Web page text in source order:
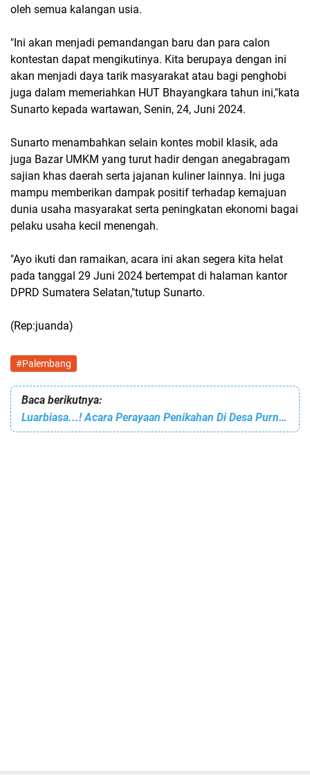
oleh semua kalangan usia.
"Ini akan menjadi pemandangan baru dan para calon
kontestan dapat mengikutinya. Kita berupaya dengan ini
akan menjadi daya tarik masyarakat atau bagi penghobi
juga dalam memeriahkan HUT Bhayangkara tahun ini,"kata
Sunarto kepada wartawan, Senin, 24, Juni 2024.
Sunarto menambahkan selain kontes mobil klasik, ada
juga Bazar UMKM yang turut hadir dengan anegabragam
sajian khas daerah serta jajanan kuliner lainnya. Ini juga
mampu memberikan dampak positif terhadap kemajuan
dunia usaha masyarakat serta peningkatan ekonomi bagai
pelaku usaha kecil menengah.
"Ayo ikuti dan ramaikan, acara ini akan segera kita helat
pada tanggal 29 Juni 2024 bertempat di halaman kantor
DPRD Sumatera Selatan,"tutup Sunarto.
(Rep:juanda)
#Palembang
Baca berikutnya:
Luarbiasa...! Acara Perayaan Penikahan Di Desa Purnajaya Ogan Ilir Gelar OT Remix Sampai Larut Malam.